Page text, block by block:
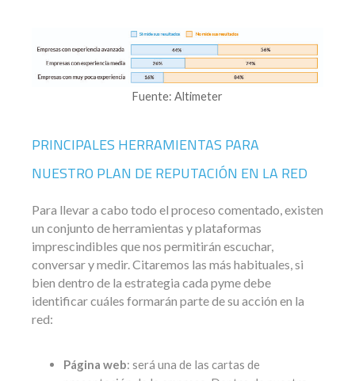
Fuente: Altimeter
PRINCIPALES HERRAMIENTAS PARA
NUESTRO PLAN DE REPUTACIÓN EN LA RED
Para llevar a cabo todo el proceso comentado, existen
un conjunto de herramientas y plataformas
imprescindibles que nos permitirán escuchar,
conversar y medir. Citaremos las más habituales, si
bien dentro de la estrategia cada pyme debe
identificar cuáles formarán parte de su acción en la
red:
Página web: será una de las cartas de